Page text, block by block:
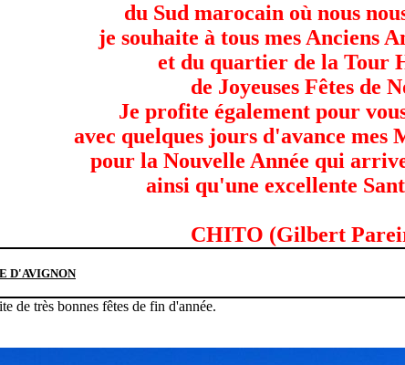
du Sud marocain où nous
je souhaite à tous mes Anciens
et du quartier de la Tour
de Joyeuses Fêtes de
Je profite également pour
avec quelques jours d'avance mes
pour la Nouvelle Année qui
ainsi qu'une excellente
CHITO (Gilbert
D'AVIGNON
de très bonnes fêtes de fin d'année.